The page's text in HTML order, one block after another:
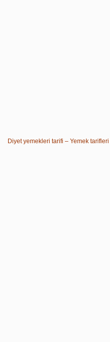
Diyet yemekleri tarifi – Yemek tarifleri